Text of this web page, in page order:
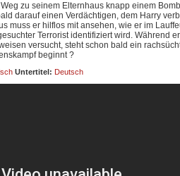
zu seinem Elternhaus knapp einem
darauf einen Verdächtigen, dem Harry
muss er hilflos mit ansehen, wie er im
Terrorist identifiziert wird. Während
versucht, steht schon bald ein
beginnt ?
Untertitel: Deutsch